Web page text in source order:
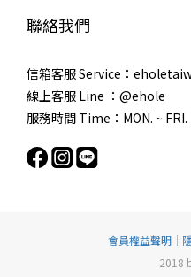
聯絡我們
信箱客服 Service：
線上客服 Line ：@ehole
服務時間 Time：MON. ~ FRI.
會員權益聲明 ｜
2018